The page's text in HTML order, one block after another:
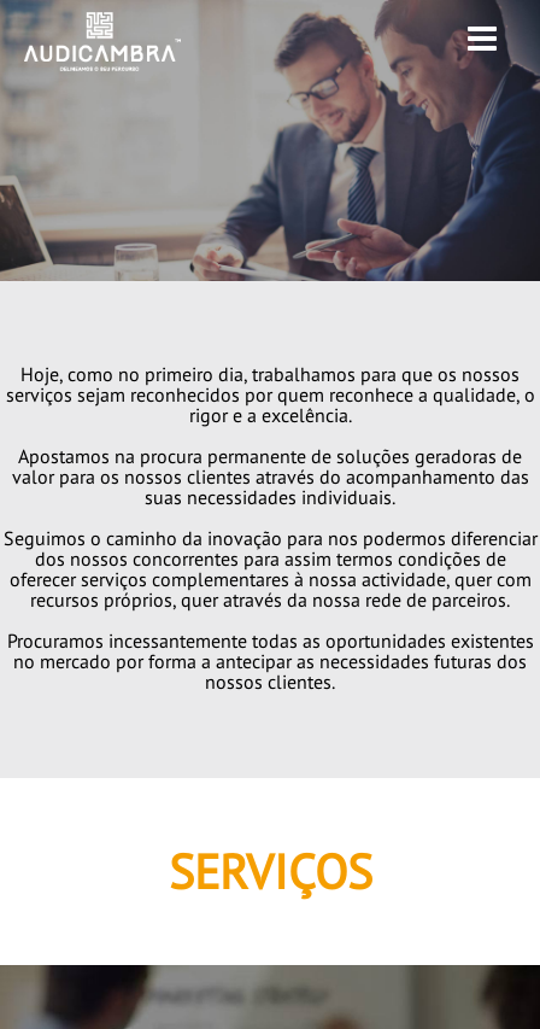
Menu
SOBRE NÓS
EN
Hoje, como no primeiro dia, trabalhamos para que os nossos
serviços sejam reconhecidos por quem reconhece a qualidade, o
rigor e a excelência.
Apostamos na procura permanente de soluções geradoras de
valor para os nossos clientes através do acompanhamento das
suas necessidades individuais.
Seguimos o caminho da inovação para nos podermos diferenciar
dos nossos concorrentes para assim termos condições de
oferecer serviços complementares à nossa actividade, quer com
recursos próprios, quer através da nossa rede de parceiros.
Procuramos incessantemente todas as oportunidades existentes
no mercado por forma a antecipar as necessidades futuras dos
nossos clientes.
SERVIÇOS